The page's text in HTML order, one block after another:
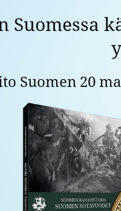
Suomessa
Suomen 20